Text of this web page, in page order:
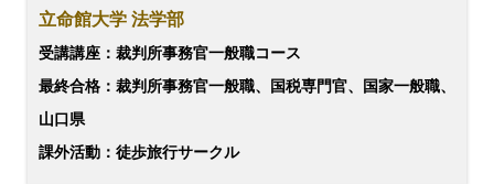
立命館大学 法学部
受講講座：裁判所事務官一般職コース
最終合格：裁判所事務官一般職、国税専門官、国家一般職、
山口県
課外活動：徒歩旅行サークル